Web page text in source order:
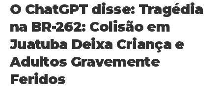
O ChatGPT disse: Tragédia
na BR-262: Colisão em
Juatuba Deixa Criança e
Adultos Gravemente
Feridos